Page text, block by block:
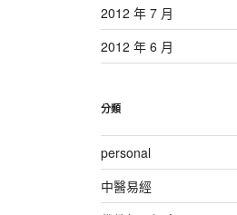
2012 年 7 月
2012 年 6 月
分類
personal
中醫易經